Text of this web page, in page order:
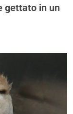
gettato in un